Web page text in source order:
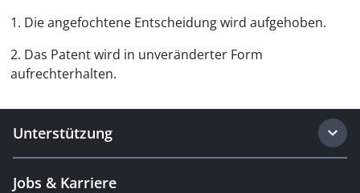
1. Die angefochtene Entscheidung wird aufgehoben.
2. Das Patent wird in unveränderter Form
aufrechterhalten.
Unterstützung
Jobs & Karriere